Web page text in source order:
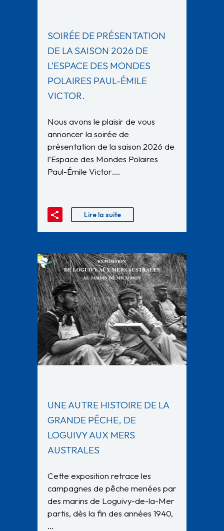
SOIRÉE DE PRÉSENTATION
DE LA SAISON 2026 DE
L’ESPACE DES MONDES
POLAIRES PAUL-ÉMILE
VICTOR.
Nous avons le plaisir de vous
annoncer la soirée de
présentation de la saison 2026 de
l’Espace des Mondes Polaires
Paul-Émile Victor….
Lire la suite
UNE AUTRE HISTOIRE DE LA
GRANDE PÊCHE, DE
LOGUIVY AUX MERS
AUSTRALES
Cette exposition retrace les
campagnes de pêche menées par
des marins de Loguivy-de-la-Mer
partis, dès la fin des années 1940,
…